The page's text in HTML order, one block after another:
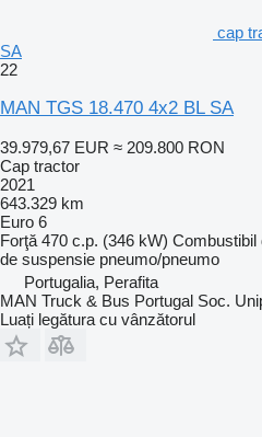
cap
SA
22
MAN TGS 18.470 4x2 BL SA
39.979,67 EUR ≈ 209.800 RON
Cap tractor
2021
643.329 km
Euro 6
Forţă 470 c.p. (346 kW) Combustibil
de suspensie pneumo/pneumo
Portugalia, Perafita
MAN Truck & Bus Portugal Soc.
Luați legătura cu vânzătorul